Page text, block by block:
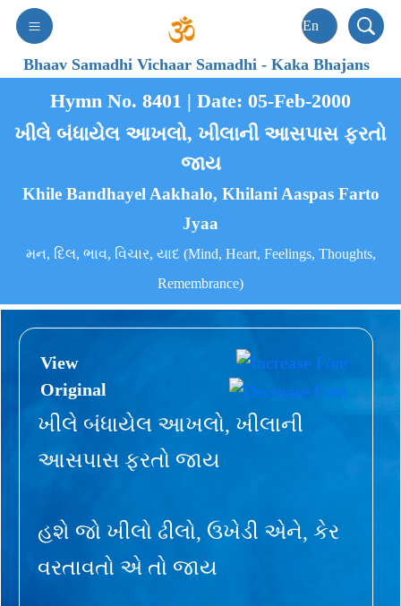
Bhaav Samadhi Vichaar Samadhi-Kaka Bhajans
Hymn No. 8401 | Date: 05-Feb-2000
ખીલે બંધાયેલ આખલો, ખીલાની આસપાસ ફરતો
જાય
Khile Bandhayel Aakhalo, Khilani Aaspas Farto
Jyaa
મન, દિલ, ભાવ, વિચાર, યાદ (Mind, Heart, Feelings, Thoughts,
Remembrance)
View
Original
ખીલે બંધાયેલ આખલો, ખીલાની
આસપાસ ફરતો જાય
હશે જો ખીલો ઢીલો, ઉખેડી એને, કેર
વરતાવતો એ તો જાય